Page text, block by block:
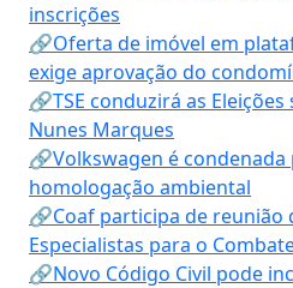
inscrições
🔗Oferta de imóvel em
exige aprovação do
🔗TSE conduzirá as
Nunes Marques
🔗Volkswagen é
homologação ambiental
🔗Coaf participa de reunião
Especialistas para o
🔗Novo Código Civil pode